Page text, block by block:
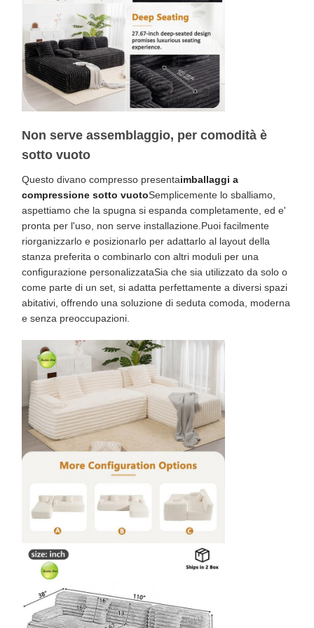
Non serve assemblaggio, per comodità è
sotto vuoto
Questo divano compresso presentaimballaggi a
compressione sotto vuotoSemplicemente lo sballiamo,
aspettiamo che la spugna si espanda completamente, ed e'
pronta per l'uso, non serve installazione.Puoi facilmente
riorganizzarlo e posizionarlo per adattarlo al layout della
stanza preferita o combinarlo con altri moduli per una
configurazione personalizzataSia che sia utilizzato da solo o
come parte di un set, si adatta perfettamente a diversi spazi
abitativi, offrendo una soluzione di seduta comoda, moderna
e senza preoccupazioni.